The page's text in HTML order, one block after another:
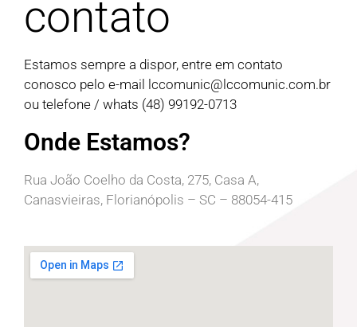
contato
Estamos sempre a dispor, entre em contato
conosco pelo e-mail lccomunic@lccomunic.com.br
ou telefone / whats (48) 99192-0713
Onde Estamos?
Rua João Coelho da Costa, 275, Casa A,
Canasvieiras, Florianópolis – SC – 88054-415